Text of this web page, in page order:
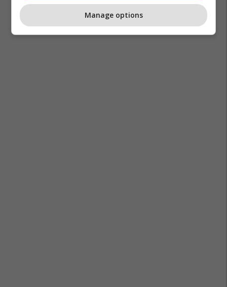
Manage options